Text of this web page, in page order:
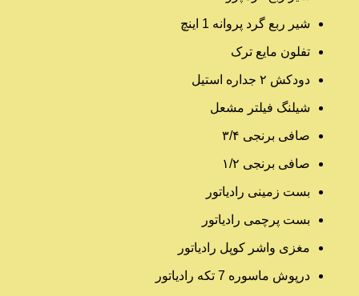
شیر ربع گرد پروانه 1 اینچ
تفلون مایع ترک
دودکش ۲ جداره استیل
شیلنگ فیلتر مشعل
صافی برنجی ۳/۴
صافی برنجی ۱/۲
بست زمینی رادیاتور
بست پرچمی رادیاتور
مغزی واشر کوپل رادیاتور
درپوش ماسوره 7 تکه رادیاتور